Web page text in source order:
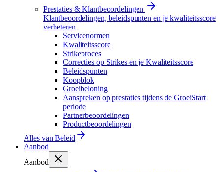
Prestaties & Klantbeoordelingen
Klantbeoordelingen, beleidspunten en je kwaliteitsscore
verbeteren
Servicenormen
Kwaliteitsscore
Strikeproces
Correcties op Strikes en je Kwaliteitsscore
Beleidspunten
Koopblok
Groeibeloning
Aanspreken op prestaties tijdens de GroeiStart
periode
Partnerbeoordelingen
Productbeoordelingen
Alles van Beleid
Aanbod
Aanbod